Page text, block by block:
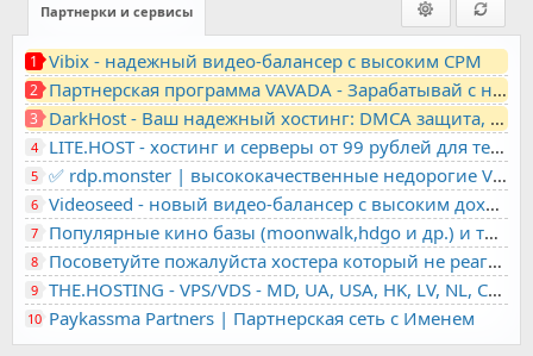
Партнерки и сервисы
1 Vibix - надежный видео-балансер с высоким CPM
2 Партнерская программа VAVADA - Зарабатывай с нами!
3 DarkHost - Ваш надежный хостинг: DMCA защита, лояльность, анонимность
4 LITE.HOST - хостинг и серверы от 99 рублей для тех, кто любит не переплачивать. Доступ по SSH, поддержка PHP, GIT, COMPOSER, сертификаты Let's Encrypt
5 ✅ rdp.monster | высококачественные недорогие VPS, RDP - выделенные серверы
6 Videoseed - новый видео-балансер с высоким доходом
7 Популярные кино базы (moonwalk,hdgo и др.) и торренты в одном плеере для вашего сайта
8 Посоветуйте пожалуйста хостера который не реагирует на ркн
9 THE.HOSTING - VPS/VDS - MD, UA, USA, HK, LV, NL, CA, DE, SK, CZE, GB, IL, TR, PL, BG, RO, IT, FL, HU, PT.
10 Paykassma Partners | Партнерская сеть с Именем